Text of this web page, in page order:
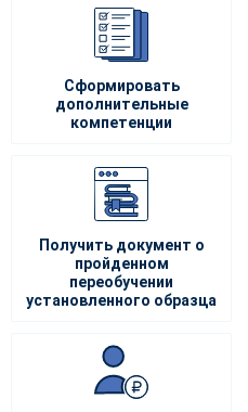
Сформировать
дополнительные
компетенции
Получить документ о
пройденном
переобучении
установленного образца